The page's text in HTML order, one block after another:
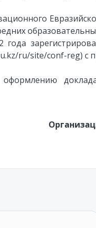
ru/site/conf-reg)